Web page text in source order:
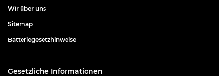
Wir über uns
Sitemap
Batteriegesetzhinweise
Gesetzliche Informationen